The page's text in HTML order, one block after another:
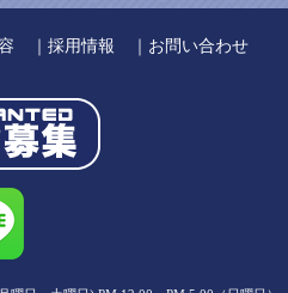
採用情報 お問い合わせ